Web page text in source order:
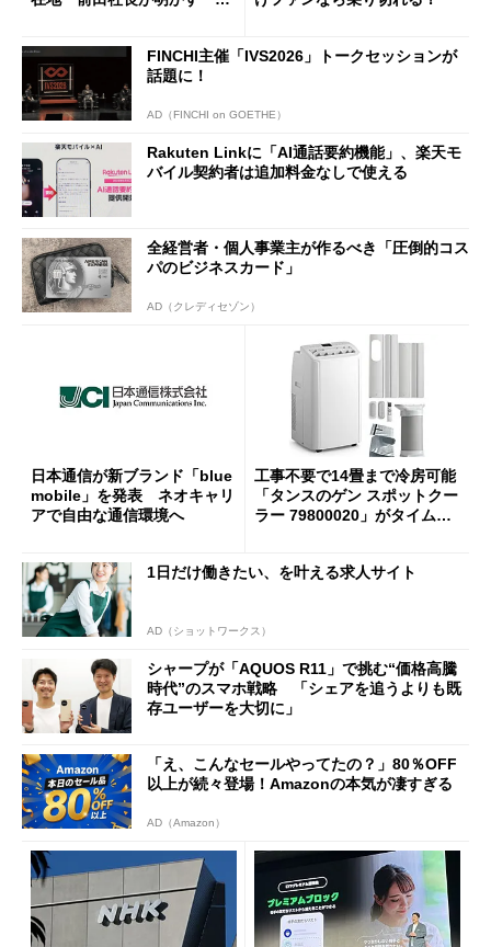
FINCHI主催「IVS2026」トークセッションが
話題に！
AD（FINCHI on GOETHE）
Rakuten Linkに「AI通話要約機能」、楽天モ
バイル契約者は追加料金なしで使える
全経営者・個人事業主が作るべき「圧倒的コス
パのビジネスカード」
AD（クレディセゾン）
日本通信が新ブランド「blue
mobile」を発表 ネオキャリ
アで自由な通信環境へ
工事不要で14畳まで冷房可能
「タンスのゲン スポットクー
ラー 79800020」がタイムセ
1日だけ働きたい、を叶える求人サイト
AD（ショットワークス）
シャープが「AQUOS R11」で挑む“価格高騰
時代”のスマホ戦略 「シェアを追うよりも既
存ユーザーを大切に」
「え、こんなセールやってたの？」80％OFF
以上が続々登場！Amazonの本気が凄すぎる
AD（Amazon）